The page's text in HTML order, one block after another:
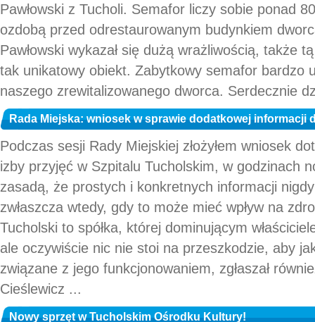
Pawłowski z Tucholi. Semafor liczy sobie ponad
ozdobą przed odrestaurowanym budynkiem
Pawłowski wykazał się dużą wrażliwością, także
tak unikatowy obiekt. Zabytkowy semafor bardzo
naszego zrewitalizowanego dworca. Serdecznie
Rada Miejska: wniosek w sprawie dodatkowej informacji
Podczas sesji Rady Miejskiej złożyłem wniosek
izby przyjęć w Szpitalu Tucholskim, w godzinach
zasadą, że prostych i konkretnych informacji
zwłaszcza wtedy, gdy to może mieć wpływ na
Tucholski to spółka, której dominującym
ale oczywiście nic nie stoi na przeszkodzie, aby
związane z jego funkcjonowaniem, zgłaszał
Cieślewicz ...
Nowy sprzęt w Tucholskim Ośrodku Kultury!